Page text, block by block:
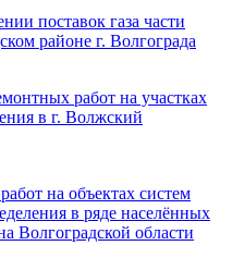
поставок газа части
районе г. Волгограда
работ на участках
в г. Волжский
на объектах систем
в ряде населённых
Волгоградской области